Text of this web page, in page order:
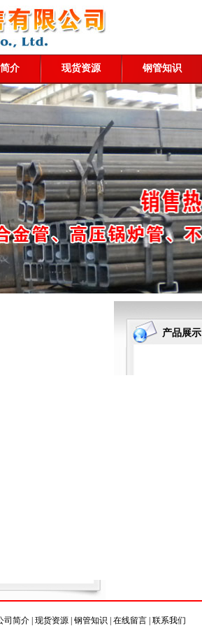
介 现货资源 钢管知识
产品展示
司简介 现货资源 钢管知识 在线留言 联系我们